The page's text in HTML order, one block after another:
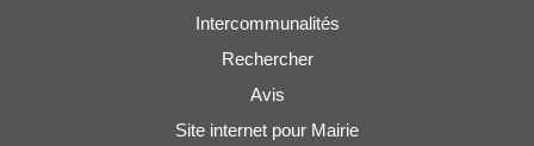
Intercommunalités
Rechercher
Avis
Site internet pour Mairie